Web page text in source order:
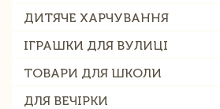
ДИТЯЧЕ ХАРЧУВАННЯ
ІГРАШКИ ДЛЯ ВУЛИЦІ
ТОВАРИ ДЛЯ ШКОЛИ
ДЛЯ ВЕЧІРКИ